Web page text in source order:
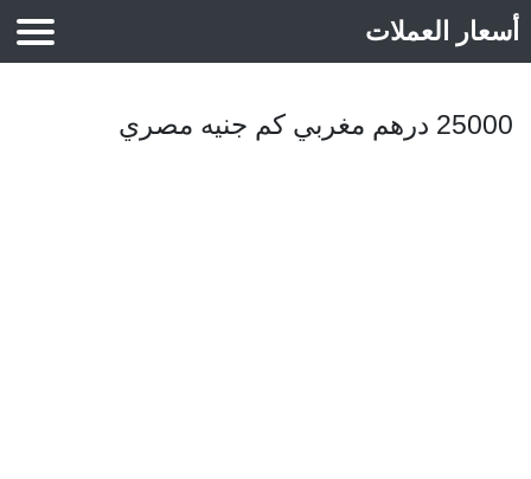
أسعار العملات
25000 درهم مغربي كم جنيه مصري